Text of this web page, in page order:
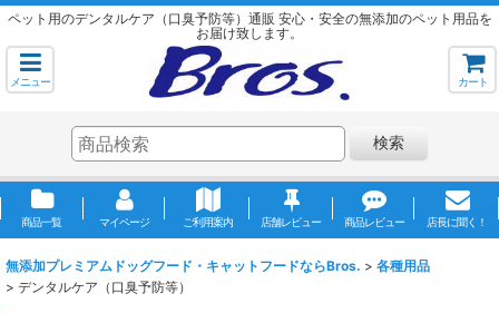
ペット用のデンタルケア（口臭予防等）通販 安心・安全の無添加のペット用品を
お届け致します。
メニュー カート
検索
商品一覧 マイページ ご利用案内 店舗レビュー 商品レビュー 店長に聞く！
無添加プレミアムドッグフード・キャットフードならBros. > 各種用品
> デンタルケア（口臭予防等）